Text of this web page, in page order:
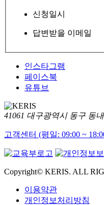
신청일시
답변받을 이메일
인스타그램
페이스북
유튜브
41061 대구광역시 동구 동
고객센터 (평일: 09:00 ~
Copyright© KERIS. ALL
이용약관
개인정보처리방침